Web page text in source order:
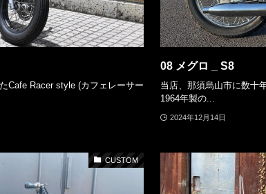
Cafe Racer style (カフェレーサー
08 メグロ _ S8
当店、那須烏山市に数十
1964年製の...
2024年12月14日
CUSTOM